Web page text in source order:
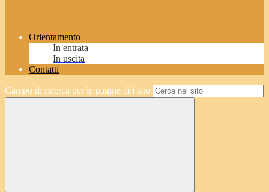
Orientamento
In entrata
In uscita
Contatti
Campo di ricerca per le pagine del sito